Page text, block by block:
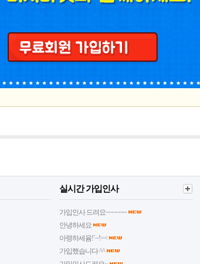
실시간 가입인사
가입인사 드려요~~~~~~
안녕하세요
아령하세윰!`~!><
가입했습니다 ^^